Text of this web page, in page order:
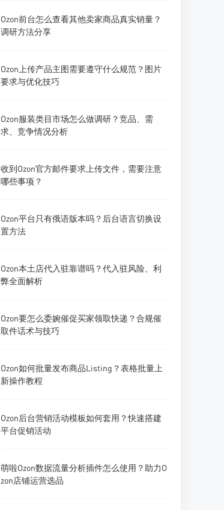
Ozon前台怎么查看其他卖家商品真实销量？
调研方法分享
Ozon上传产品主图需要遵守什么规范？图片
要求与优化技巧
Ozon服装类目市场怎么做调研？竞品、需
求、竞争情况分析
收到Ozon官方邮件要求上传文件，需要注意
哪些事项？
Ozon平台只有俄语版本吗？后台语言切换设
置方法
Ozon本土店代入驻靠谱吗？代入驻风险、利
弊全面解析
Ozon要怎么委婉催促买家领取快递？合规催
取件话术与技巧
Ozon如何批量发布商品Listing？表格批量上
新操作教程
Ozon后台营销活动模板如何套用？快速搭建
平台促销活动
萌啦Ozon数据流量分析插件怎么使用？助力O
zon店铺运营选品